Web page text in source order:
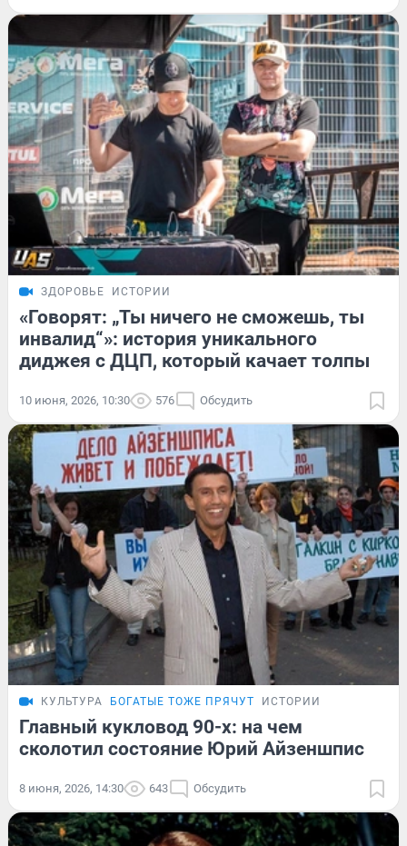
ЗДОРОВЬЕ ИСТОРИИ
«Говорят: „Ты ничего не сможешь, ты
инвалид“»: история уникального
диджея с ДЦП, который качает толпы
10 июня, 2026, 10:30 576 Обсудить
КУЛЬТУРА БОГАТЫЕ ТОЖЕ ПРЯЧУТ ИСТОРИИ
Главный кукловод 90-х: на чем
сколотил состояние Юрий Айзеншпис
8 июня, 2026, 14:30 643 Обсудить